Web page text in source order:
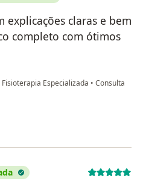
explicações claras e bem
completo com ótimos
Especializada • Consulta